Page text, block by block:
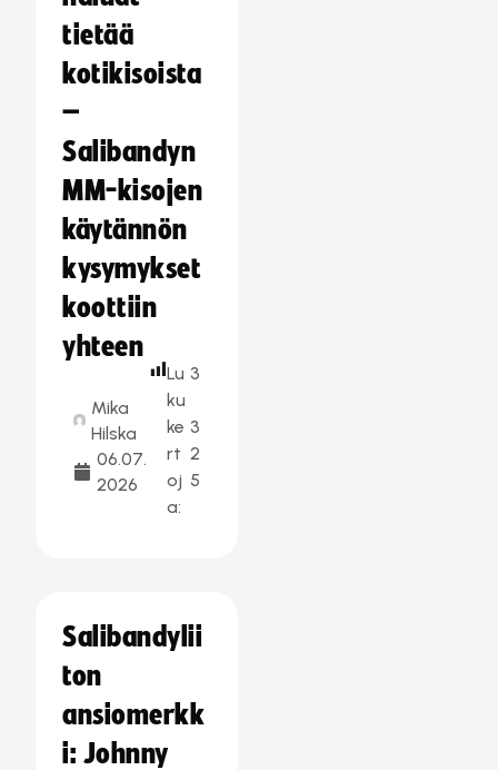
tietää
kotikisoista
–
Salibandyn
MM-kisojen
käytännön
kysymykset
koottiin
yhteen
Mika
Hilska
06.07.
2026
Lu
ku
ke
rt
oj
a:
3
3
2
5
Salibandylii
ton
ansiomerkk
i: Johnny